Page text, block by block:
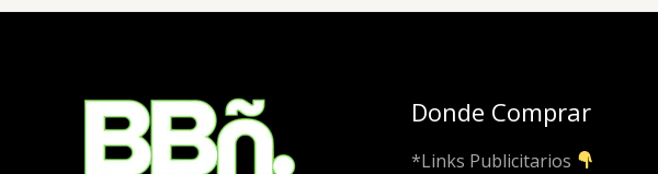
Donde Comprar
*Links Publicitarios